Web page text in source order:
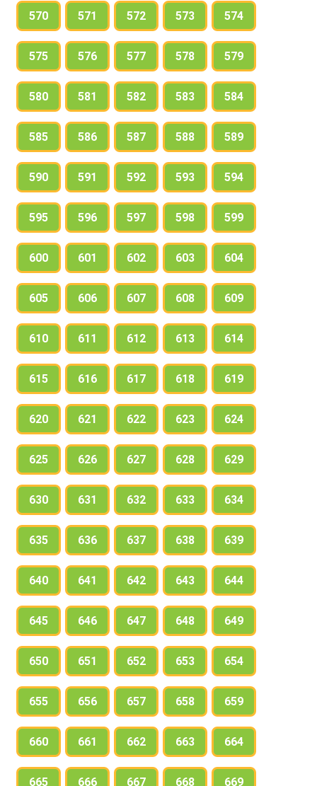
570 571 572 573 574
575 576 577 578 579
580 581 582 583 584
585 586 587 588 589
590 591 592 593 594
595 596 597 598 599
600 601 602 603 604
605 606 607 608 609
610 611 612 613 614
615 616 617 618 619
620 621 622 623 624
625 626 627 628 629
630 631 632 633 634
635 636 637 638 639
640 641 642 643 644
645 646 647 648 649
650 651 652 653 654
655 656 657 658 659
660 661 662 663 664
665 666 667 668 669